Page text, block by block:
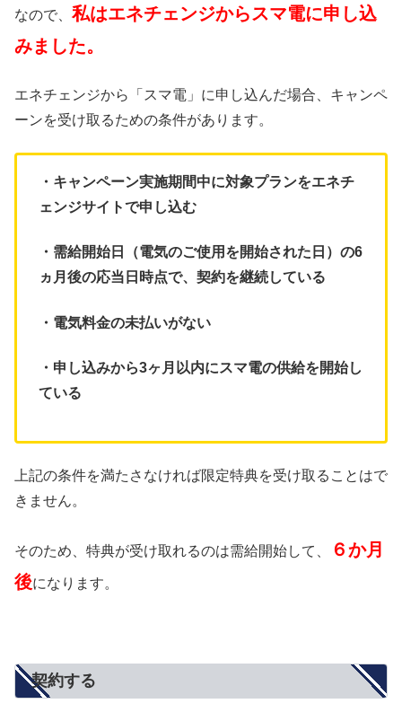
なので、 私はエネチェンジからスマ電に申し込
みました。
エネチェンジから「スマ電」に申し込んだ場合、キャンペ
ーンを受け取るための条件があります。
・キャンペーン実施期間中に対象プランをエネチ
ェンジサイトで申し込む
・需給開始日（電気のご使用を開始された日）の6
ヵ月後の応当日時点で、契約を継続している
・電気料金の未払いがない
・申し込みから3ヶ月以内にスマ電の供給を開始し
ている
上記の条件を満たさなければ限定特典を受け取ることはで
きません。
そのため、特典が受け取れるのは需給開始して、
６か月
後になります。
契約する